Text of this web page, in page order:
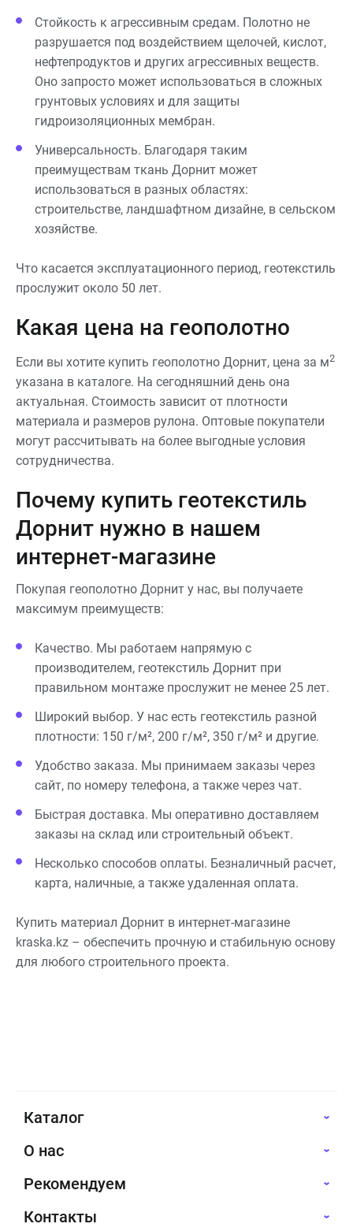
Стойкость к агрессивным средам. Полотно не
разрушается под воздействием щелочей, кислот,
нефтепродуктов и других агрессивных веществ.
Оно запросто может использоваться в сложных
грунтовых условиях и для защиты
гидроизоляционных мембран.
Универсальность. Благодаря таким
преимуществам ткань Дорнит может
использоваться в разных областях:
строительстве, ландшафтном дизайне, в сельском
хозяйстве.
Что касается эксплуатационного период, геотекстиль
прослужит около 50 лет.
Какая цена на геополотно
Если вы хотите купить геополотно Дорнит, цена за м2
указана в каталоге. На сегодняшний день она
актуальная. Стоимость зависит от плотности
материала и размеров рулона. Оптовые покупатели
могут рассчитывать на более выгодные условия
сотрудничества.
Почему купить геотекстиль
Дорнит нужно в нашем
интернет-магазине
Покупая геополотно Дорнит у нас, вы получаете
максимум преимуществ:
Качество. Мы работаем напрямую с
производителем, геотекстиль Дорнит при
правильном монтаже прослужит не менее 25 лет.
Широкий выбор. У нас есть геотекстиль разной
плотности: 150 г/м², 200 г/м², 350 г/м² и другие.
Удобство заказа. Мы принимаем заказы через
сайт, по номеру телефона, а также через чат.
Быстрая доставка. Мы оперативно доставляем
заказы на склад или строительный объект.
Несколько способов оплаты. Безналичный расчет,
карта, наличные, а также удаленная оплата.
Купить материал Дорнит в интернет-магазине
kraska.kz – обеспечить прочную и стабильную основу
для любого строительного проекта.
Каталог
О нас
Рекомендуем
Контакты